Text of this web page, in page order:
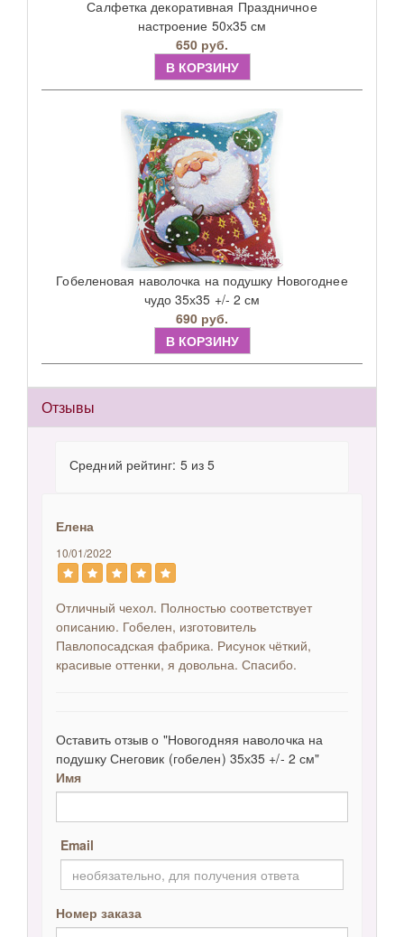
Салфетка декоративная Праздничное
настроение 50х35 см
650 руб.
В КОРЗИНУ
Гобеленовая наволочка на подушку Новогоднее
чудо 35х35 +/- 2 см
690 руб.
В КОРЗИНУ
Отзывы
Средний рейтинг: 5 из 5
Елена
10/01/2022
Отличный чехол. Полностью соответствует
описанию. Гобелен, изготовитель
Павлопосадская фабрика. Рисунок чёткий,
красивые оттенки, я довольна. Спасибо.
Оставить отзыв о "Новогодняя наволочка на
подушку Снеговик (гобелен) 35х35 +/- 2 см"
Имя
Email
Номер заказа